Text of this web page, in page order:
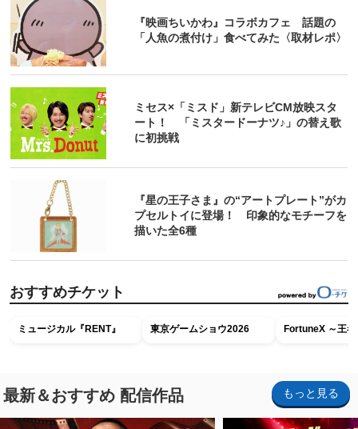
『映画ちいかわ』コラボカフェ 話題の
「人魚の煮付け」食べてみた〈取材レポ〉
ミセス×「ミスド」新テレビCM放映スタ
ート！ 「ミスタードーナツ♪」の替え歌
に初挑戦
『星の王子さま』の“アートプレート”がカ
プセルトイに登場！ 印象的なモチーフを
描いた全6種
おすすめチケット
ミュージカル『RENT』 東京ゲームショウ2026 FortuneX ～王
最新＆おすすめ 配信作品 もっと見る